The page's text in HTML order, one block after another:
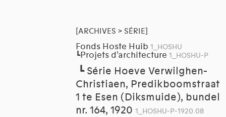
[ARCHIVES > SÉRIE]
Fonds Hoste Huib 1_HOSHU
┗Projets d'architecture 1_HOSHU-P
┗ Série Hoeve Verwilghen-
Christiaen, Predikboomstraat
1 te Esen (Diksmuide), bundel
nr. 164, 1920 1_HOSHU-P-1920.08